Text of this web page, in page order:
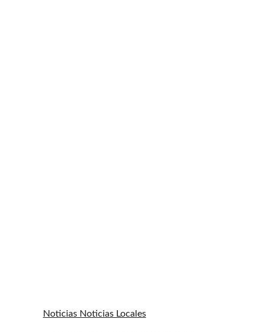
Noticias Noticias Locales